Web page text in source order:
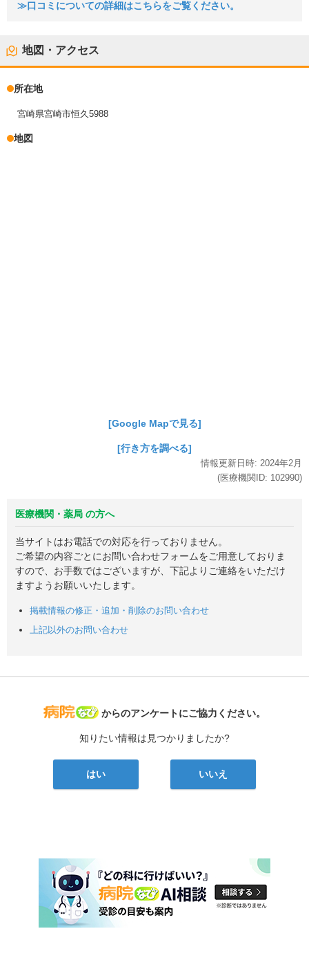
≫口コミについての詳細はこちらをご覧ください。
地図・アクセス
所在地
宮崎県宮崎市恒久5988
地図
[Google Mapで見る]
[行き方を調べる]
情報更新日時: 2024年2月
(医療機関ID: 102990)
医療機関・薬局 の方へ
当サイトはお電話での対応を行っておりません。
ご希望の内容ごとにお問い合わせフォームをご用意しておりま
すので、お手数ではございますが、下記よりご連絡をいただけ
ますようお願いいたします。
掲載情報の修正・追加・削除のお問い合わせ
上記以外のお問い合わせ
病院なび
からのアンケートにご協力ください。
知りたい情報は見つかりましたか?
はい いいえ